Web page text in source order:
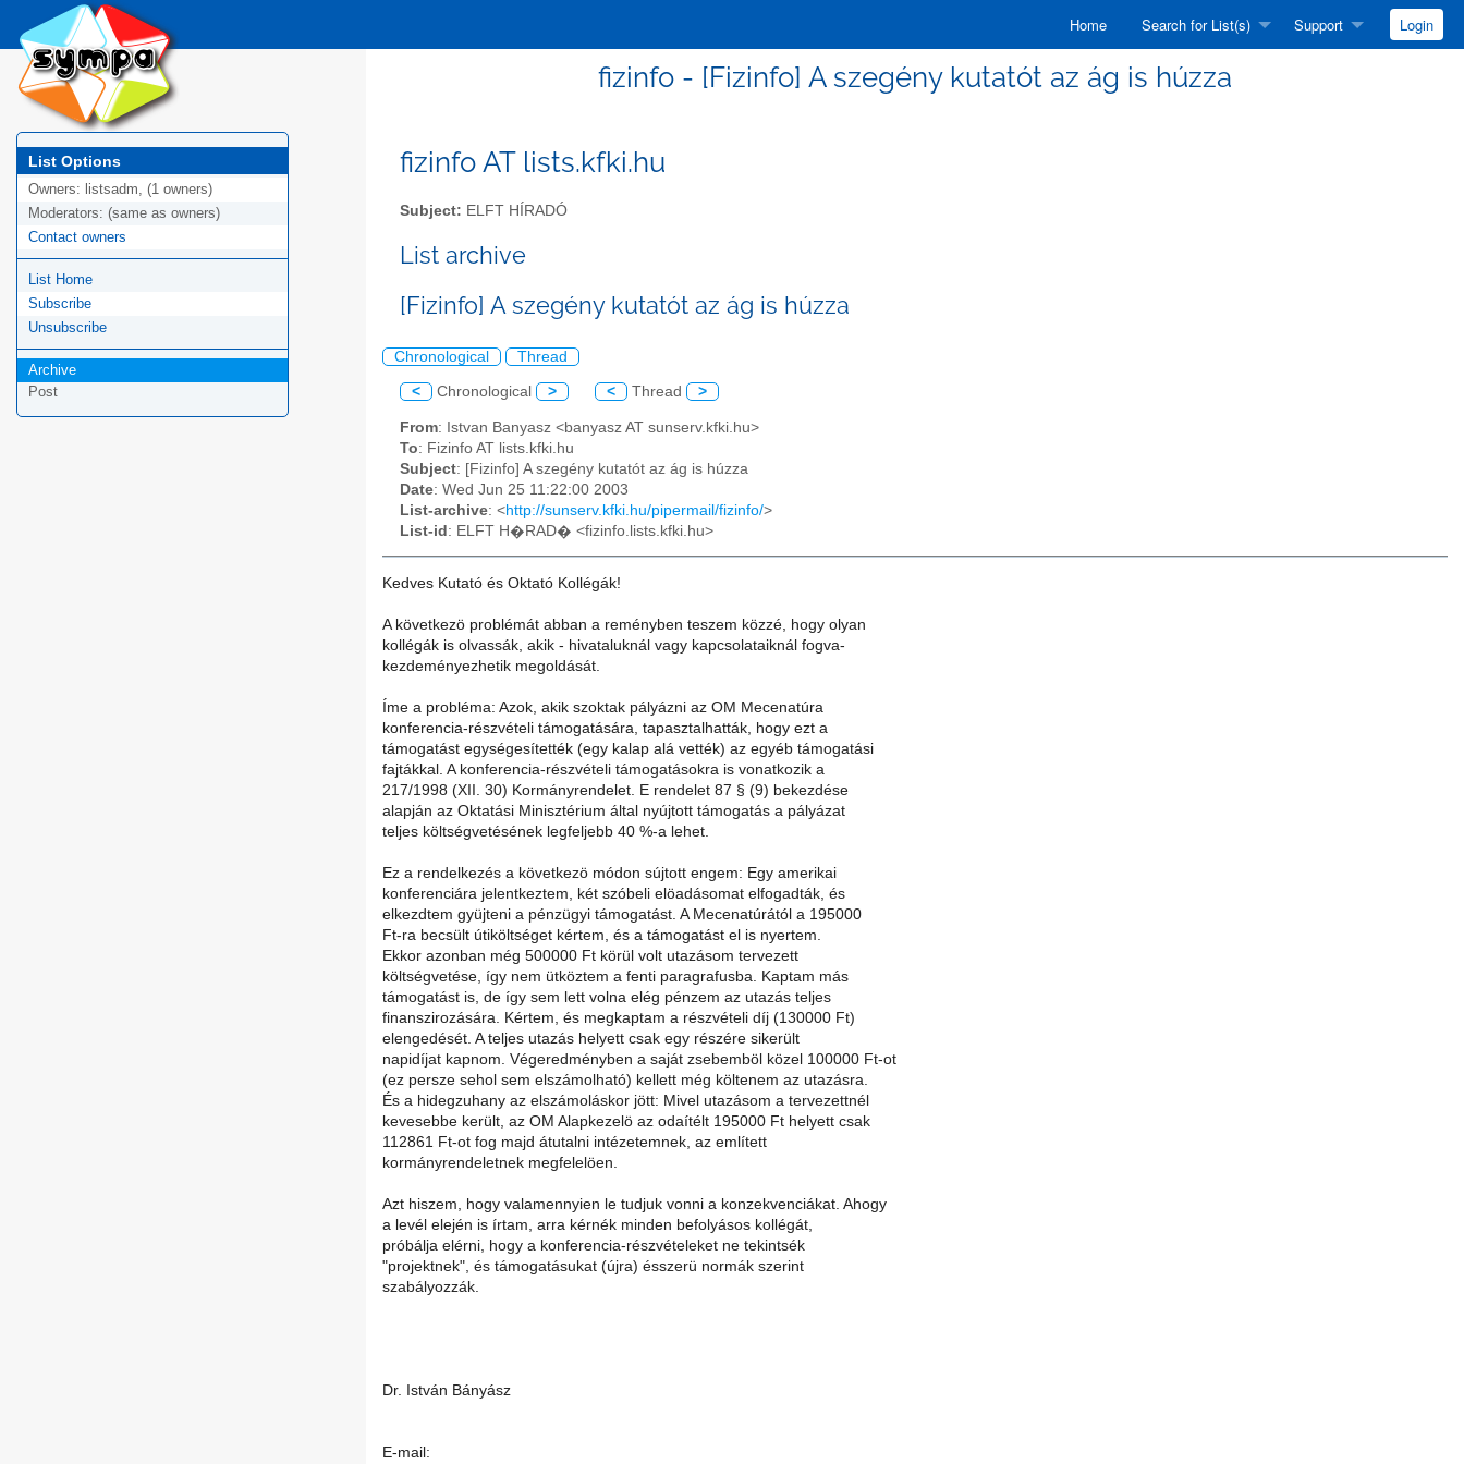
Home Search for List(s) Support Login
fizinfo - [Fizinfo] A szegény kutatót az ág is húzza
List Options
Owners: listsadm, (1 owners)
Moderators: (same as owners)
Contact owners
List Home
Subscribe
Unsubscribe
Archive
Post
fizinfo AT lists.kfki.hu
Subject: ELFT HÍRADÓ
List archive
[Fizinfo] A szegény kutatót az ág is húzza
Chronological Thread
< Chronological > < Thread >
From: Istvan Banyasz <banyasz AT sunserv.kfki.hu>
To: Fizinfo AT lists.kfki.hu
Subject: [Fizinfo] A szegény kutatót az ág is húzza
Date: Wed Jun 25 11:22:00 2003
List-archive: <http://sunserv.kfki.hu/pipermail/fizinfo/>
List-id : ELFT H�RAD� <fizinfo.lists.kfki.hu>
Kedves Kutató és Oktató Kollégák!
A következö problémát abban a reményben teszem közzé, hogy olyan
kollégák is olvassák, akik - hivataluknál vagy kapcsolataiknál fogva-
kezdeményezhetik megoldását.
Íme a probléma: Azok, akik szoktak pályázni az OM Mecenatúra
konferencia-részvételi támogatására, tapasztalhatták, hogy ezt a
támogatást egységesítették (egy kalap alá vették) az egyéb támogatási
fajtákkal. A konferencia-részvételi támogatásokra is vonatkozik a
217/1998 (XII. 30) Kormányrendelet. E rendelet 87 § (9) bekezdése
alapján az Oktatási Minisztérium által nyújtott támogatás a pályázat
teljes költségvetésének legfeljebb 40 %-a lehet.
Ez a rendelkezés a következö módon sújtott engem: Egy amerikai
konferenciára jelentkeztem, két szóbeli elöadásomat elfogadták, és
elkezdtem gyüjteni a pénzügyi támogatást. A Mecenatúrától a 195000
Ft-ra becsült útiköltséget kértem, és a támogatást el is nyertem.
Ekkor azonban még 500000 Ft körül volt utazásom tervezett
költségvetése, így nem ütköztem a fenti paragrafusba. Kaptam más
támogatást is, de így sem lett volna elég pénzem az utazás teljes
finanszirozására. Kértem, és megkaptam a részvételi díj (130000 Ft)
elengedését. A teljes utazás helyett csak egy részére sikerült
napidíjat kapnom. Végeredményben a saját zsebemböl közel 100000 Ft-ot
(ez persze sehol sem elszámolható) kellett még költenem az utazásra.
És a hidegzuhany az elszámoláskor jött: Mivel utazásom a tervezettnél
kevesebbe került, az OM Alapkezelö az odaítélt 195000 Ft helyett csak
112861 Ft-ot fog majd átutalni intézetemnek, az említett
kormányrendeletnek megfelelöen.
Azt hiszem, hogy valamennyien le tudjuk vonni a konzekvenciákat. Ahogy
a levél elején is írtam, arra kérnék minden befolyásos kollégát,
próbálja elérni, hogy a konferencia-részvételeket ne tekintsék
"projektnek", és támogatásukat (újra) ésszerü normák szerint
szabályozzák.
Dr. István Bányász
E-mail: